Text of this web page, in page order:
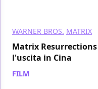
WARNER BROS. MATRIX
Matrix
l'uscita in Cina
FILM